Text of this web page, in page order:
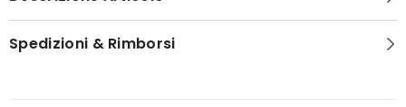
Spedizioni & Rimborsi